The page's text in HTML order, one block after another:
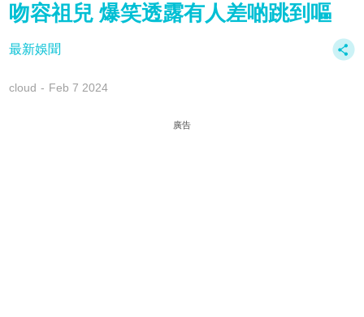
吻容祖兒 爆笑透露有人差啲跳到嘔
最新娛聞
cloud Feb 7 2024
廣告